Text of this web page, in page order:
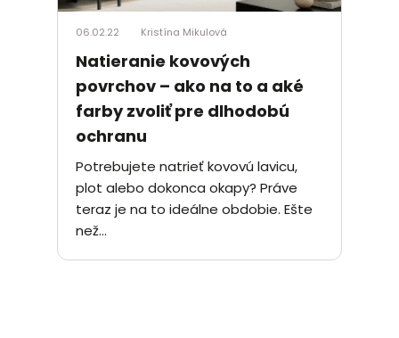
06.02.22 Kristína Mikulová
Natieranie kovových
povrchov – ako na to a aké
farby zvoliť pre dlhodobú
ochranu
Potrebujete natrieť kovovú lavicu,
plot alebo dokonca okapy? Práve
teraz je na to ideálne obdobie. Ešte
než...